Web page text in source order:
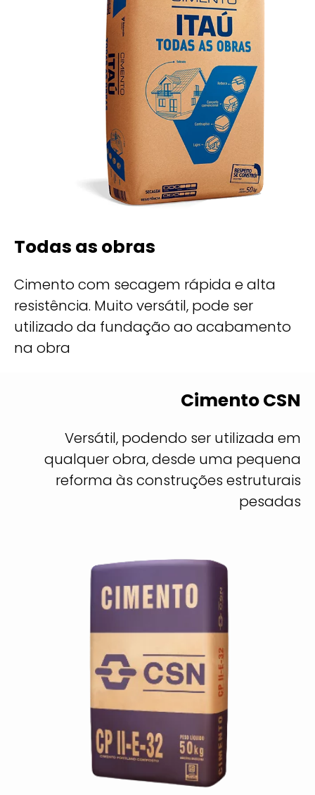
Todas as obras
Cimento com secagem rápida e alta
resistência. Muito versátil, pode ser
utilizado da fundação ao acabamento
na obra
Cimento CSN
Versátil, podendo ser utilizada em
qualquer obra, desde uma pequena
reforma às construções estruturais
pesadas